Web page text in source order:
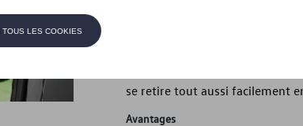
La sécurité avant tout : la
solidement le coffre à
se retire tout aussi facilement
Avantages